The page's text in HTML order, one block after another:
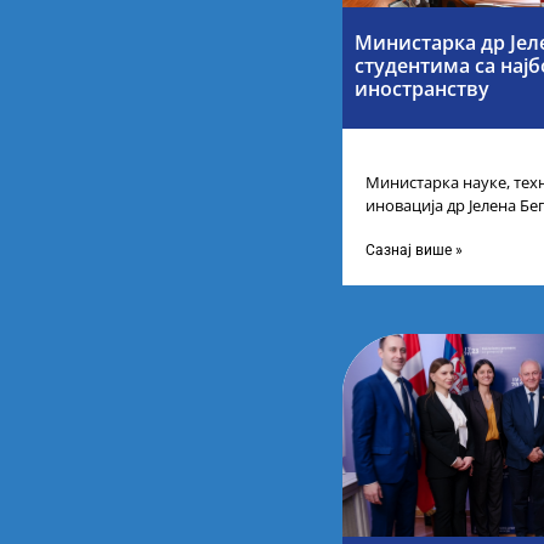
Министарка др
студентима са
иностранству
Министарка науке,
иновација др Јелена
Сазнај више »